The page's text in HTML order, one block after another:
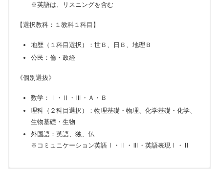
※英語は、リスニングを含む
【選択教科：１教科１科目】
地歴（１科目選択）：世Ｂ、日Ｂ、地理Ｂ
公民：倫・政経
《個別選抜》
数学：Ⅰ・Ⅱ・Ⅲ・Ａ・Ｂ
理科（２科目選択）：物理基礎・物理、化学基礎・化学、
生物基礎・生物
外国語：英語、独、仏
※コミュニケーション英語Ⅰ・Ⅱ・Ⅲ・英語表現Ⅰ・Ⅱ